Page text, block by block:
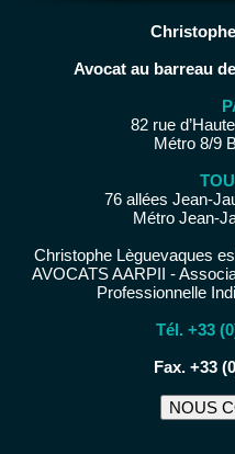
Avocat au barreau
82 rue
Métro 8/9
76 allées Jean-
Métro Jean-
Christophe Lèguevaques
AVOCATS AARPII -
Professionnelle
Tél. +33
Fax. +33
NOUS